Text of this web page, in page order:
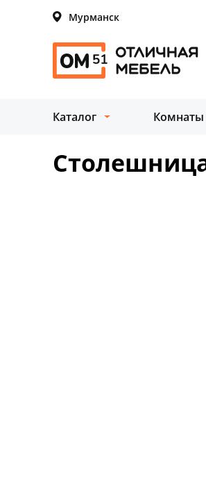
Мурманск
Каталог Комнаты